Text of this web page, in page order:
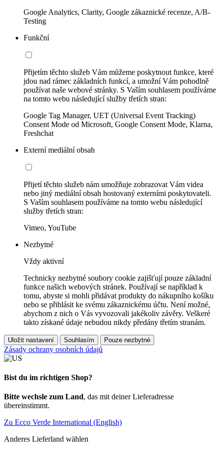
Google Analytics, Clarity, Google zákaznické recenze, A/B-
Testing
Funkční
Přijetím těchto služeb Vám můžeme poskytnout funkce, které
jdou nad rámec základních funkcí, a umožní Vám pohodlně
používat naše webové stránky. S Vaším souhlasem používáme
na tomto webu následující služby třetích stran:
Google Tag Manager, UET (Universal Event Tracking)
Consent Mode od Microsoft, Google Consent Mode, Klarna,
Freshchat
Externí mediální obsah
Přijetí těchto služeb nám umožňuje zobrazovat Vám videa
nebo jiný mediální obsah hostovaný externími poskytovateli.
S Vaším souhlasem používáme na tomto webu následující
služby třetích stran:
Vimeo, YouTube
Nezbytné
Vždy aktivní
Technicky nezbytné soubory cookie zajišťují pouze základní
funkce našich webových stránek. Používají se například k
tomu, abyste si mohli přidávat produkty do nákupního košíku
nebo se přihlásit ke svému zákaznickému účtu. Není možné,
abychom z nich o Vás vyvozovali jakékoliv závěry. Veškeré
takto získané údaje nebudou nikdy předány třetím stranám.
Uložit nastavení Souhlasím Pouze nezbytné
Zásady ochrany osobních údajů
Bist du im richtigen Shop?
Bitte wechsle zum Land, das mit deiner Lieferadresse
übereinstimmt.
Zu Ecco Verde International (English)
Anderes Lieferland wählen